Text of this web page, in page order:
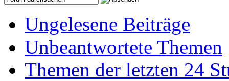
Ungelesene Beiträge
Unbeantwortete Themen
Themen der letzten 24